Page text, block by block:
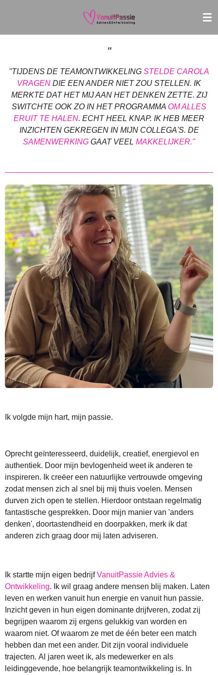
naar
"
"TIJDENS DE TEAMONTWIKKELING STELDE CAROLA
VRAGEN DIE EEN ANDER NIET ZOU STELLEN. IK
MERKTE DAT HET MIJ AAN HET DENKEN ZETTE. ZIJ
SWITCHTE OOK ZO IN HET PROGRAMMA OM ALLES
ERUIT TE HALEN. ECHT HEEL KNAP. IK HEB MEER
INZICHTEN GEKREGEN IN MIJN COLLEGA'S. DE
SAMENWERKING GAAT VEEL MAKKELIJKER."
Ik volgde mijn hart, mijn passie.
Oprecht geïnteresseerd, duidelijk, creatief, energievol en
authentiek. Door mijn bevlogenheid weet ik anderen te
inspireren.
Ik creëer een natuurlijke vertrouwde omgeving
zodat mensen zich al snel bij mij thuis voelen. Mensen
durven zich open te stellen. Hierdoor ontstaan regelmatig
fantastische gesprekken. Door mijn manier van 'anders
denken', doortastendheid en doorpakken, merk ik dat
anderen zich graag door mij laten adviseren.
Ik startte mijn eigen bedrijfVanuitPassie Advies &
Ontwikkeling. Ik wil graag andere mensen blij maken. Laten
leven en werken vanuit hun energie en vanuit hun passie.
Inzicht geven in hun eigen dominante drijfveren, zodat zij
begrijpen waarom zij ergens gelukkig van worden en
waarom niet. Of waarom ze met de één beter een match
hebben dan met een ander. Dit zijn vooral individuele
trajecten. Al jaren weet ik, als medewerker en als
leidinggevende, hoe belangrijk teamontwikkeling is. In